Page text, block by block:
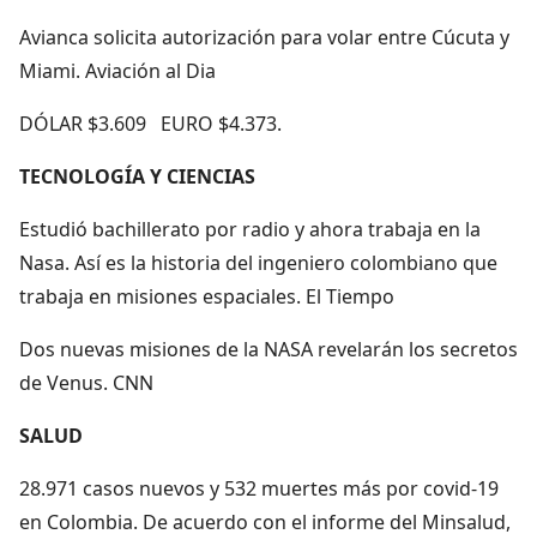
Avianca solicita autorización para volar entre Cúcuta y
Miami. Aviación al Dia
DÓLAR $3.609 EURO $4.373.
TECNOLOGÍA Y CIENCIAS
Estudió bachillerato por radio y ahora trabaja en la
Nasa. Así es la historia del ingeniero colombiano que
trabaja en misiones espaciales. El Tiempo
Dos nuevas misiones de la NASA revelarán los secretos
de Venus. CNN
SALUD
28.971 casos nuevos y 532 muertes más por covid-19
en Colombia. De acuerdo con el informe del Minsalud,